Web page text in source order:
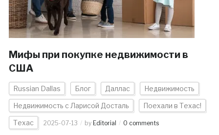
Мифы при покупке недвижимости в
США
Russian Dallas Блог Даллас Недвижимость
Недвижимость с Ларисой Досталь Поехали в Техас!
Техас 2025-07-13 by Editorial 0 comments